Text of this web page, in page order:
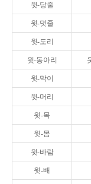
윗-당줄
윗-덧줄
윗-도리
윗-동아리
윗-막이
윗-머리
윗-목
윗-몸
윗-바람
윗-배